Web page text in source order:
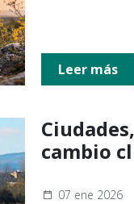
Leer más
cambio
07 ene 2026